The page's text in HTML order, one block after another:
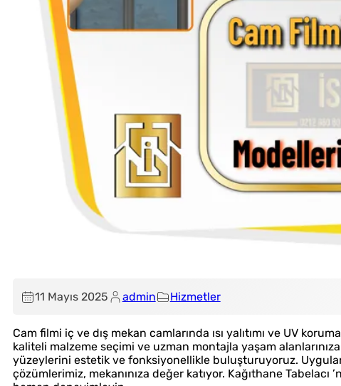
11 Mayıs 2025 admin Hizmetler
Cam filmi iç ve dış mekan camlarında ısı yalıtımı ve UV
kaliteli malzeme seçimi ve uzman montajla yaşam
yüzeylerini estetik ve fonksiyonellikle buluşturuyoruz.
çözümlerimiz, mekanınıza değer katıyor. Kağıthane